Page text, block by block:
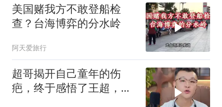
美国赌我方不敢登船检
查？台海博弈的分水岭
阿天爱旅行
超哥揭开自己童年的伤
疤，终于感悟了王超，他